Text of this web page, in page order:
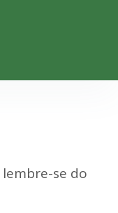
se do